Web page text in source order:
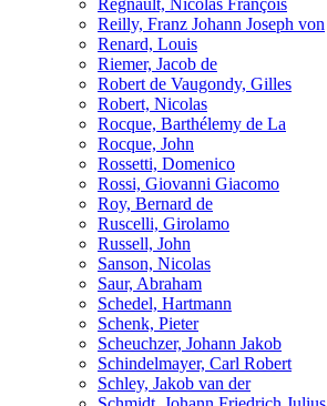
Regnault, Nicolas François
Reilly, Franz Johann Joseph von
Renard, Louis
Riemer, Jacob de
Robert de Vaugondy, Gilles
Robert, Nicolas
Rocque, Barthélemy de La
Rocque, John
Rossetti, Domenico
Rossi, Giovanni Giacomo
Roy, Bernard de
Ruscelli, Girolamo
Russell, John
Sanson, Nicolas
Saur, Abraham
Schedel, Hartmann
Schenk, Pieter
Scheuchzer, Johann Jakob
Schindelmayer, Carl Robert
Schley, Jakob van der